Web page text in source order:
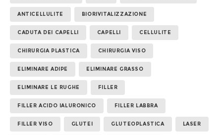
ANTICELLULITE BIORIVITALIZZAZIONE
CADUTA DEI CAPELLI CAPELLI CELLULITE
CHIRURGIA PLASTICA CHIRURGIA VISO
ELIMINARE ADIPE ELIMINARE GRASSO
ELIMINARE LE RUGHE FILLER
FILLER ACIDO IALURONICO FILLER LABBRA
FILLER VISO GLUTEI GLUTEOPLASTICA LASER